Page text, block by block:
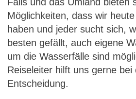
Möglichkeiten, dass wir
haben und jeder sucht sich,
besten gefällt, auch eigene
um die Wasserfälle sind
Reiseleiter hilft uns gerne bei
Entscheidung.